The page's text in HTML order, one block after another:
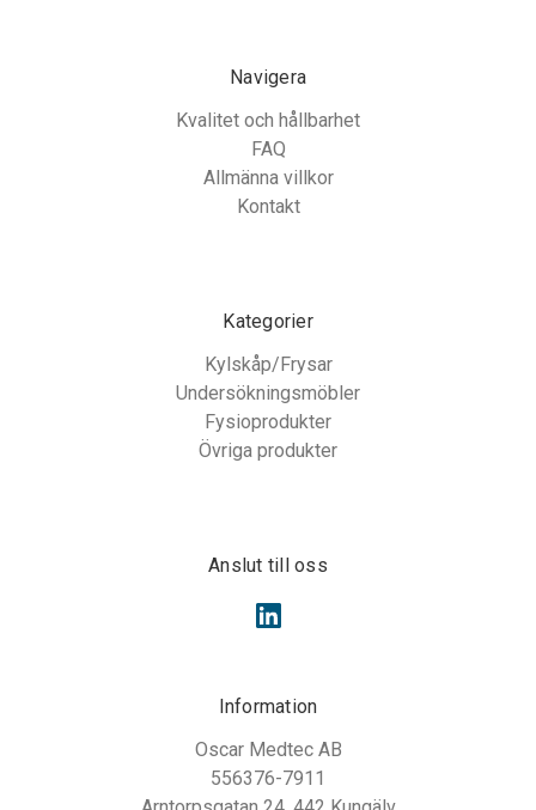
Navigera
Kvalitet och hållbarhet
FAQ
Allmänna villkor
Kontakt
Kategorier
Kylskåp/Frysar
Undersökningsmöbler
Fysioprodukter
Övriga produkter
Anslut till oss
Information
Oscar Medtec AB
556376-7911